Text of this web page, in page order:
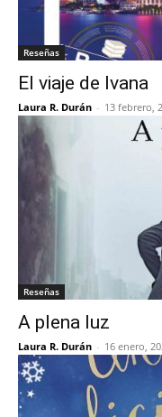
Reseñas
El viaje de Ivana
Laura R. Durán - 13 febrero,
Reseñas
A plena luz
Laura R. Durán - 16 enero,